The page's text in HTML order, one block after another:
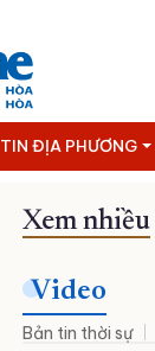
TIN ĐỊA PHƯƠNG
Xem nhiều
Video
Bản tin thời sự